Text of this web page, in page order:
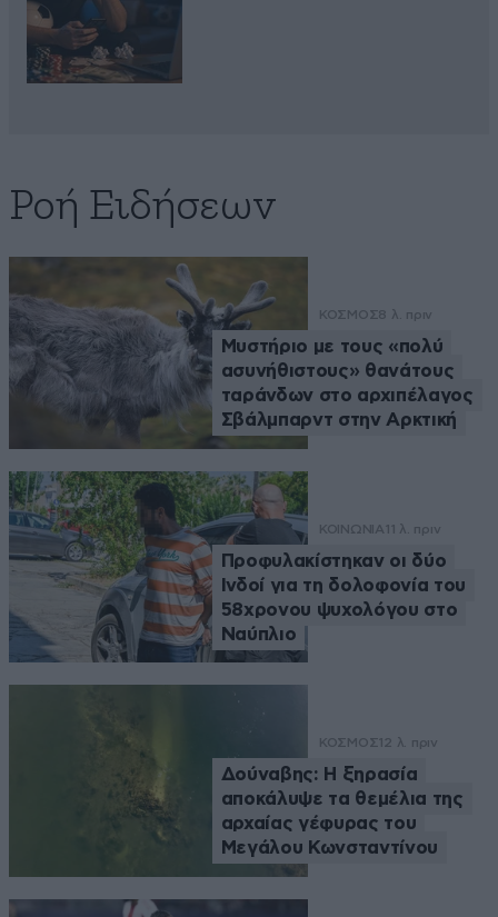
Ροή Ειδήσεων
ΚΟΣΜΟΣ8 λ. πριν
Μυστήριο με τους «πολύ
ασυνήθιστους» θανάτους
ταράνδων στο αρχιπέλαγος
Σβάλμπαρντ στην Αρκτική
ΚΟΙΝΩΝΙΑ 11 λ. πριν
Προφυλακίστηκαν οι δύο
Ινδοί για τη δολοφονία του
58χρονου ψυχολόγου στο
Ναύπλιο
ΚΟΣΜΟΣ 12 λ. πριν
Δούναβης: Η ξηρασία
αποκάλυψε τα θεμέλια της
αρχαίας γέφυρας του
Μεγάλου Κωνσταντίνου